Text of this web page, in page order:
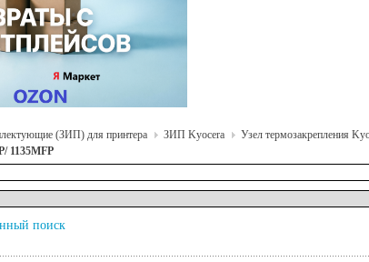
(ЗИП) для принтера ЗИП Kyocera Узел термозакрепления
1135MFP
поиск